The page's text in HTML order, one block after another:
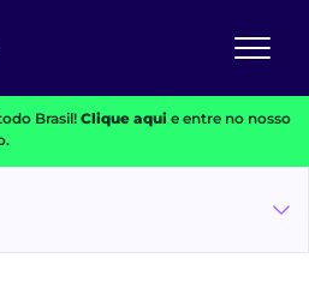
Brasil! Clique aquie entre no nosso